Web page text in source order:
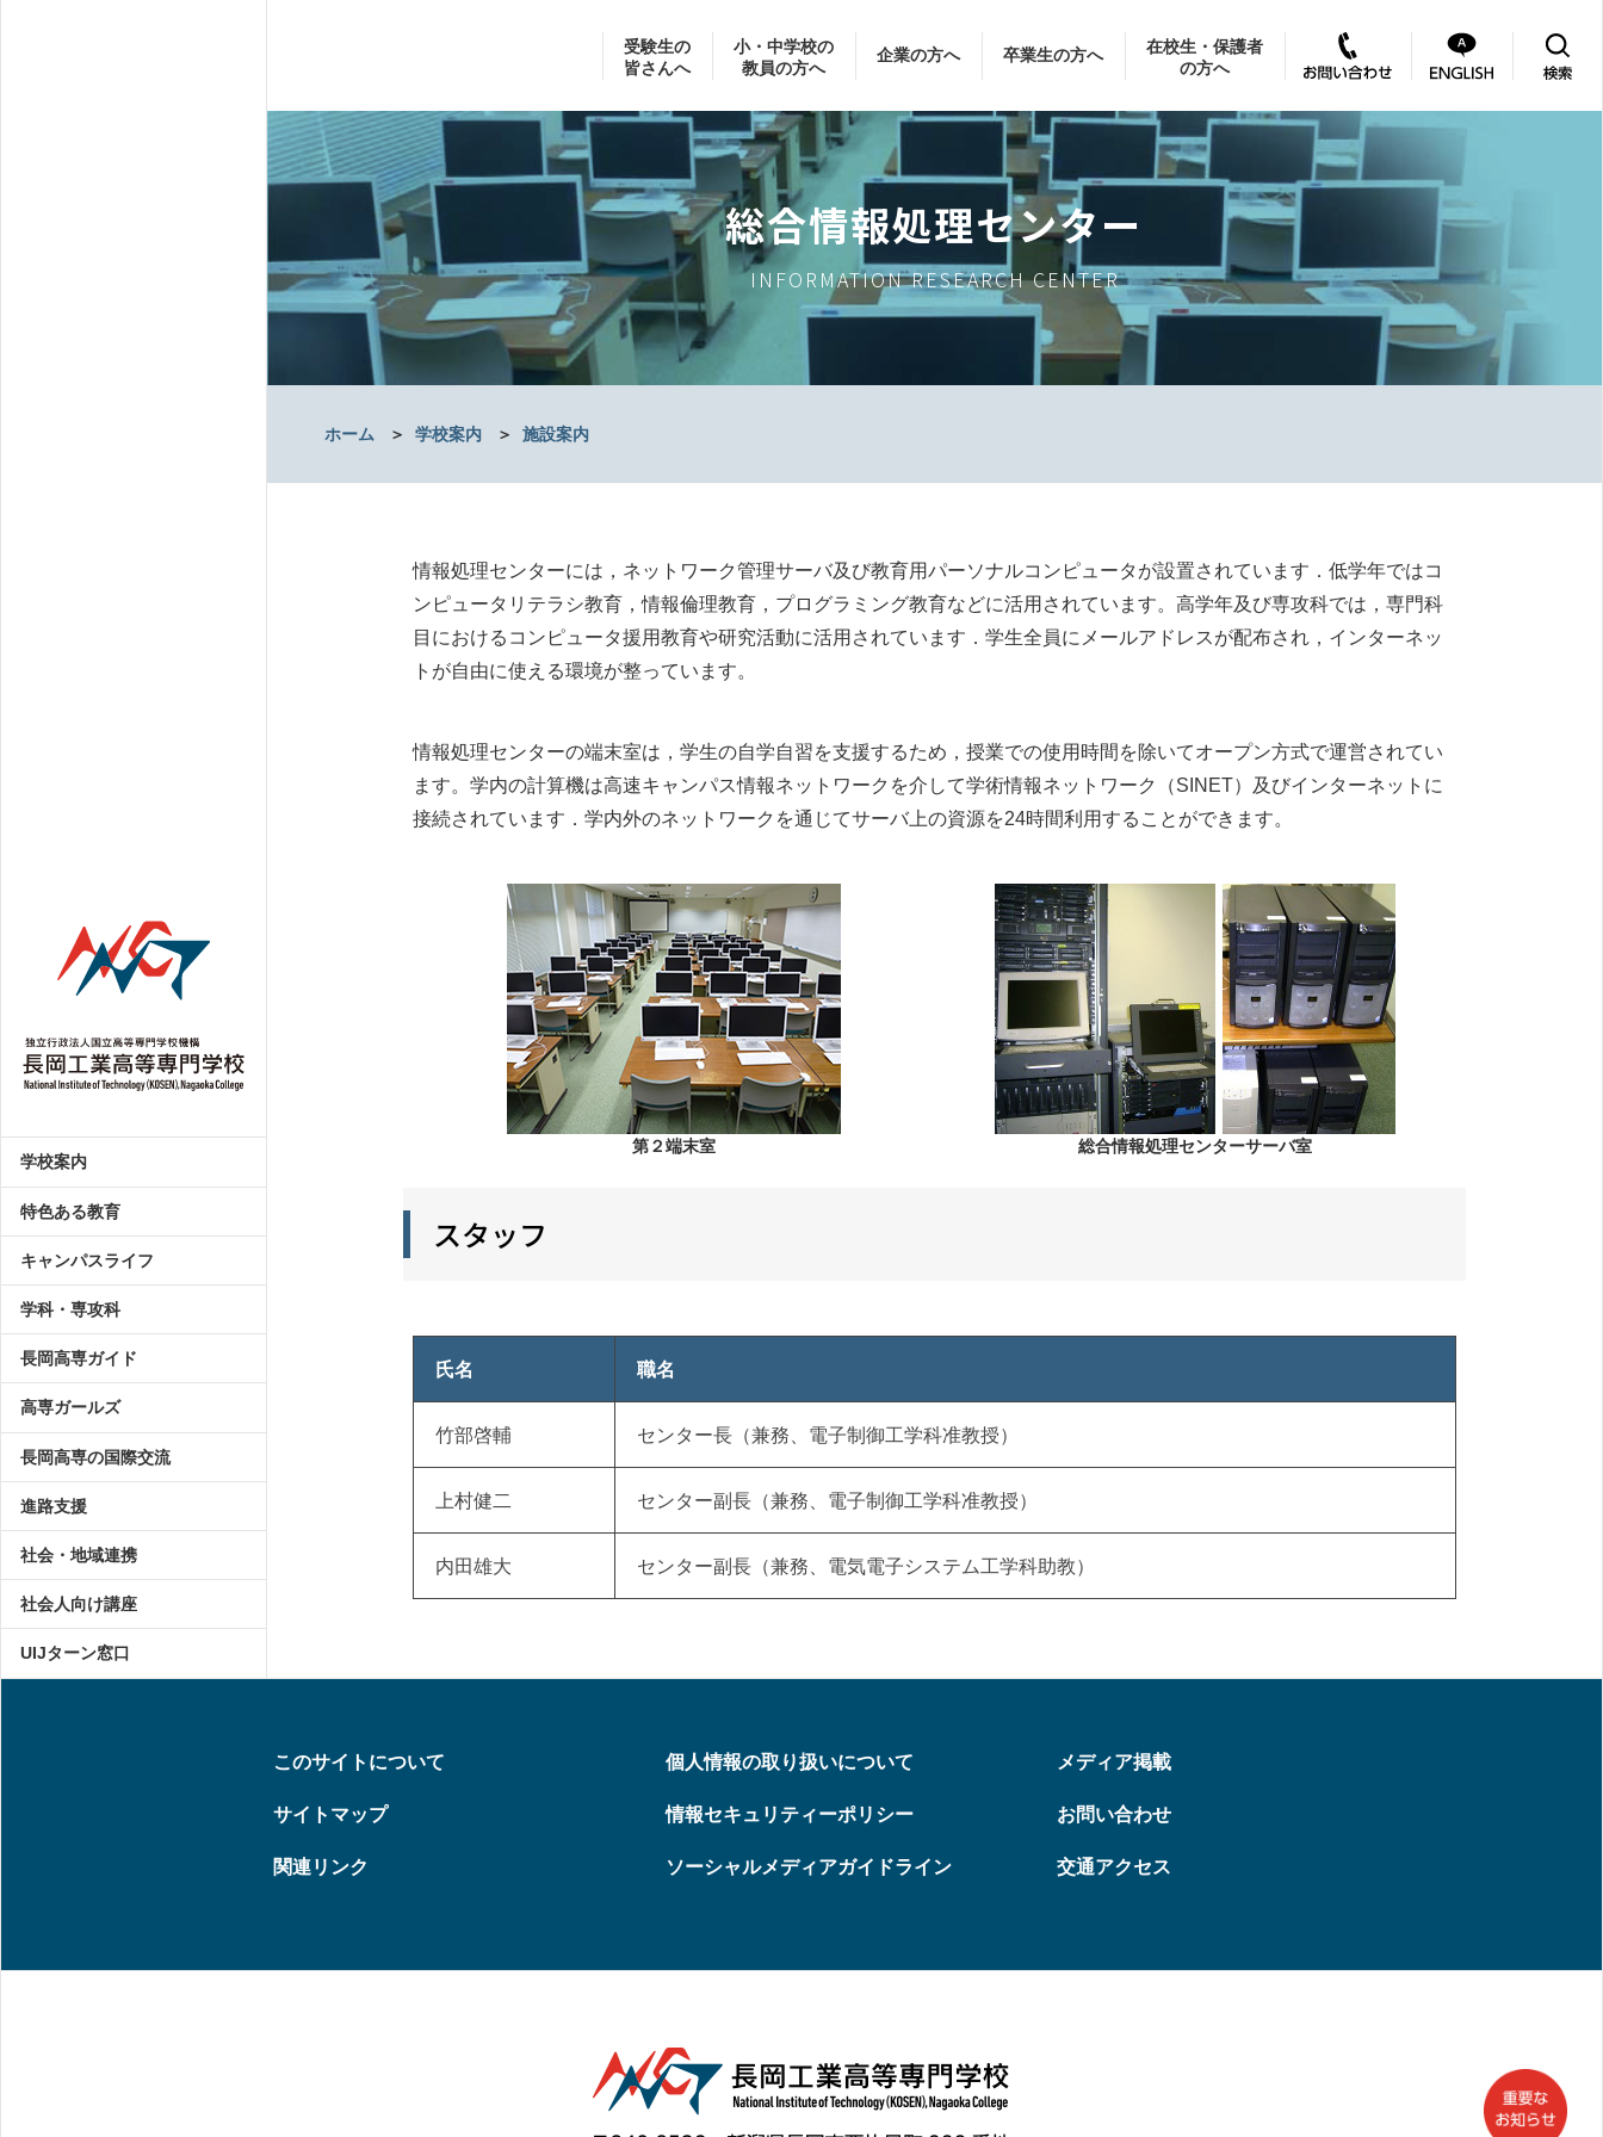
受験生の
皆さんへ
小・中学校の
教員の方へ
企業の方へ 卒業生の方へ
在校生・保護者
の方へ
学校案内
特色ある教育
キャンパスライフ
学科・専攻科
長岡高専ガイド
高専ガールズ
長岡高専の国際交流
進路支援
社会・地域連携
社会人向け講座
UIJターン窓口
総合情報処理センター
INFORMATION RESEARCH CENTER
ホーム ＞ 学校案内 ＞ 施設案内
情報処理センターには，ネットワーク管理サーバ及び教育用パーソナルコンピュータが設置されています．低学年ではコ
ンピュータリテラシ教育，情報倫理教育，プログラミング教育などに活用されています。高学年及び専攻科では，専門科
目におけるコンピュータ援用教育や研究活動に活用されています．学生全員にメールアドレスが配布され，インターネッ
トが自由に使える環境が整っています。
情報処理センターの端末室は，学生の自学自習を支援するため，授業での使用時間を除いてオープン方式で運営されてい
ます。学内の計算機は高速キャンパス情報ネットワークを介して学術情報ネットワーク（SINET）及びインターネットに
接続されています．学内外のネットワークを通じてサーバ上の資源を24時間利用することができます。
第２端末室 総合情報処理センターサーバ室
スタッフ
氏名 職名
竹部啓輔 センター長（兼務、電子制御工学科准教授）
上村健二 センター副長（兼務、電子制御工学科准教授）
内田雄大 センター副長（兼務、電気電子システム工学科助教）
このサイトについて
サイトマップ
関連リンク
個人情報の取り扱いについて
情報セキュリティーポリシー
ソーシャルメディアガイドライン
メディア掲載
お問い合わせ
交通アクセス